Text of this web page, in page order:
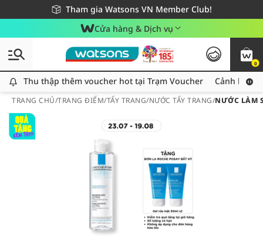
Tham gia Watsons VN Member Club!
Miễn phí giao hàng cho đơn hàng từ 249,000Đ
Giao hàng nhanh 24h - Áp dụng khu vực TP. Hồ Chí Minh
Cửa hàng & Dịch vụ
0
Thu thập thêm voucher hot tại Trạm Voucher
Thu thập thêm voucher hot tại Trạm Voucher Cảnh báo
TRANG CHỦ/TRANG ĐIỂM/TẨY TRANG/NƯỚC TẨY TRANG/NƯỚC LÀM